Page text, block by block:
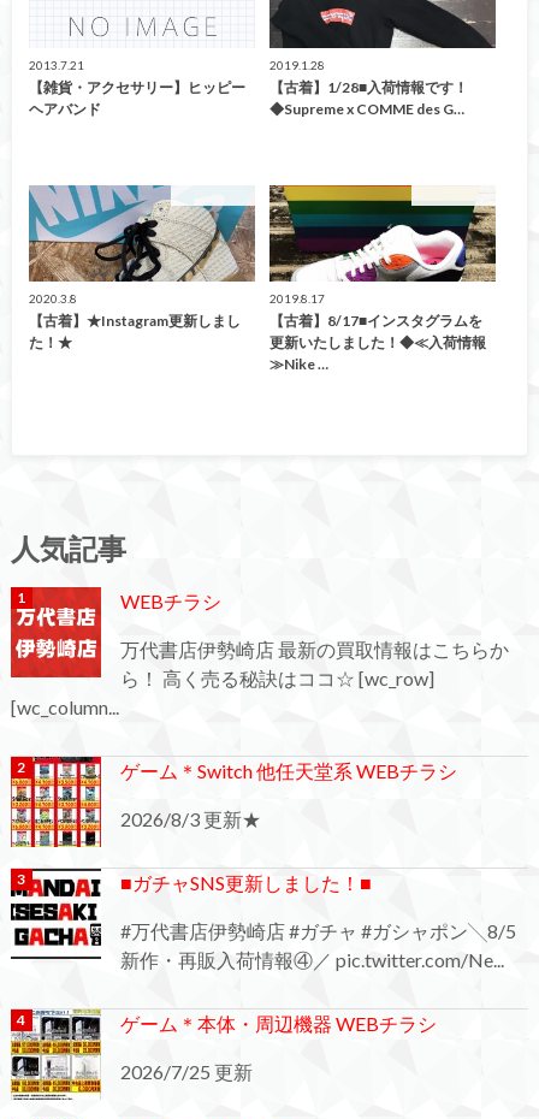
2013.7.21
【雑貨・アクセサリー】ヒッピー
ヘアバンド
2019.1.28
【古着】1/28■入荷情報です！
◆Supreme x COMME des G…
2020.3.8
【古着】★Instagram更新しまし
た！★
2019.8.17
【古着】8/17■インスタグラムを
更新いたしました！◆≪入荷情報
≫Nike …
人気記事
WEBチラシ
万代書店伊勢崎店 最新の買取情報はこちらか
ら！ 高く売る秘訣はココ☆ [wc_row]
[wc_column...
ゲーム＊Switch 他任天堂系 WEBチラシ
2026/8/3 更新★
■ガチャSNS更新しました！■
#万代書店伊勢崎店 #ガチャ #ガシャポン╲8/5
新作・再販入荷情報④／ pic.twitter.com/Ne...
ゲーム＊本体・周辺機器 WEBチラシ
2026/7/25 更新